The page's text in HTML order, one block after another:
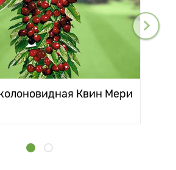
Квин Мери